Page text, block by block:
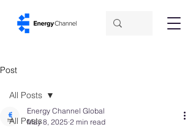
Post
All Posts
All Posts
Energy Channel Global
May 8, 2025 2 min read